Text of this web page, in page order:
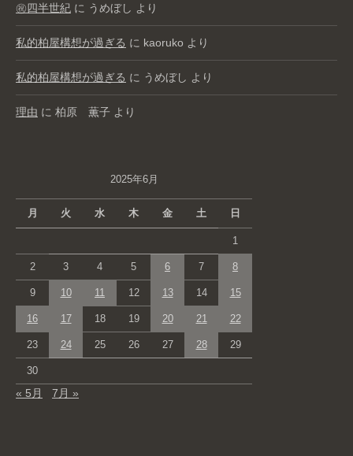
㊗️四半世紀 に うめぼし より
私的柏屋構想が過ぎる に kaoruko より
私的柏屋構想が過ぎる に うめぼし より
理由 に 柏原 薫子 より
2025年6月
月 火 水 木 金 土 日
1
2 3 4 5 6 7 8
9 10 11 12 13 14 15
16 17 18 19 20 21 22
23 24 25 26 27 28 29
30
« 5月 7月 »